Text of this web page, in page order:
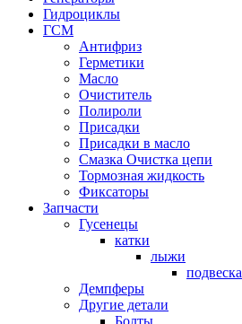
Гидроциклы
ГСМ
Антифриз
Герметики
Масло
Очиститель
Полироли
Присадки
Присадки в масло
Смазка Очистка цепи
Тормозная жидкость
Фиксаторы
Запчасти
Гусенецы
катки
лыжи
подвеска
Демпферы
Другие детали
Болты